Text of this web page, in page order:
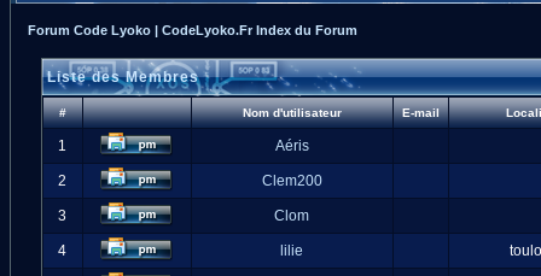
Forum Code Lyoko | CodeLyoko.Fr Index du Forum
Liste des Membres
# Nom d'utilisateur E-mail
1 Aéris
2 Clem200
3 Clom
4 lilie